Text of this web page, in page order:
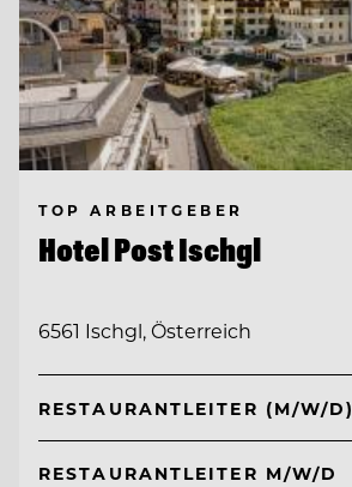
TOP ARBEITGEBER
Hotel Post Ischgl
6561 Ischgl, Österreich
RESTAURANTLEITER (M/W/D)
RESTAURANTLEITER M/W/D